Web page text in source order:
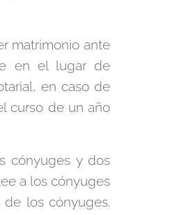
matrimonio ante
en el lugar de
en caso de
curso de un año
cónyuges y dos
a los cónyuges
los cónyuges.